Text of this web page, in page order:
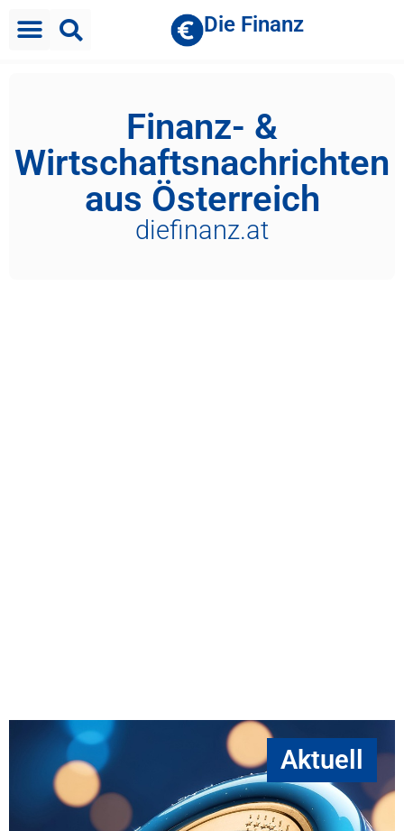
Die Finanz
Finanz- &
Wirtschaftsnachrichten
aus Österreich
diefinanz.at
Aktuell